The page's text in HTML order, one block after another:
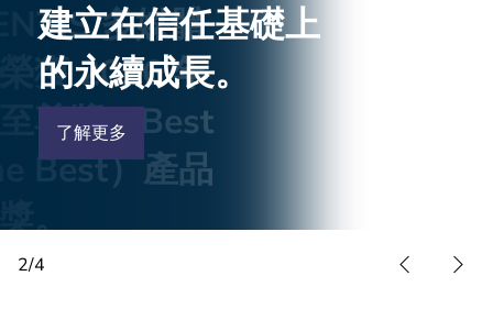
多媒體
獲 2026 年
尊獎（Best
Best）產品
。
建立在信任基礎上
的永續成長。
了解更多
品質建立信心
莎士比亞教堂的新
聲音
觀看影片
2/4